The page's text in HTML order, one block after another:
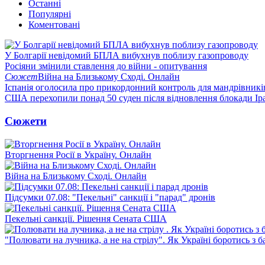
Останні
Популярні
Коментовані
У Болгарії невідомий БПЛА вибухнув поблизу газопроводу
Росіяни змінили ставлення до війни - опитування
СюжетВійна на Близькому Сході. Онлайн
Іспанія оголосила про прикордонний контроль для мандрівників
США перехопили понад 50 суден після відновлення блокади
Сюжети
Вторгнення Росії в Україну. Онлайн
Війна на Близькому Сході. Онлайн
Підсумки 07.08: "Пекельні" санкції і "парад" дронів
Пекельні санкції. Рішення Сената США
"Полювати на лучника, а не на стрілу". Як Україні боротись з